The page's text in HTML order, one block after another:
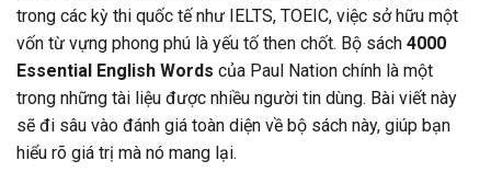
trong các kỳ thi quốc tế như IELTS, TOEIC, việc sở hữu một
vốn từ vựng phong phú là yếu tố then chốt. Bộ sách 4000
Essential English Words của Paul Nation chính là một
trong những tài liệu được nhiều người tin dùng. Bài viết này
sẽ đi sâu vào đánh giá toàn diện về bộ sách này, giúp bạn
hiểu rõ giá trị mà nó mang lại.